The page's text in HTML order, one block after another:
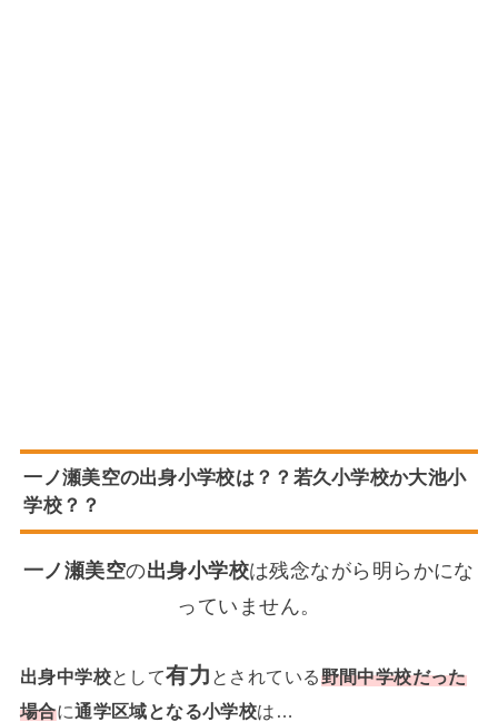
一ノ瀬美空の出身小学校は？？若久小学校か大池小
学校？？
一ノ瀬美空の出身小学校は残念ながら明らかにな
っていません。
出身中学校として有力 とされている野間中学校だった
場合に通学区域となる小学校は…